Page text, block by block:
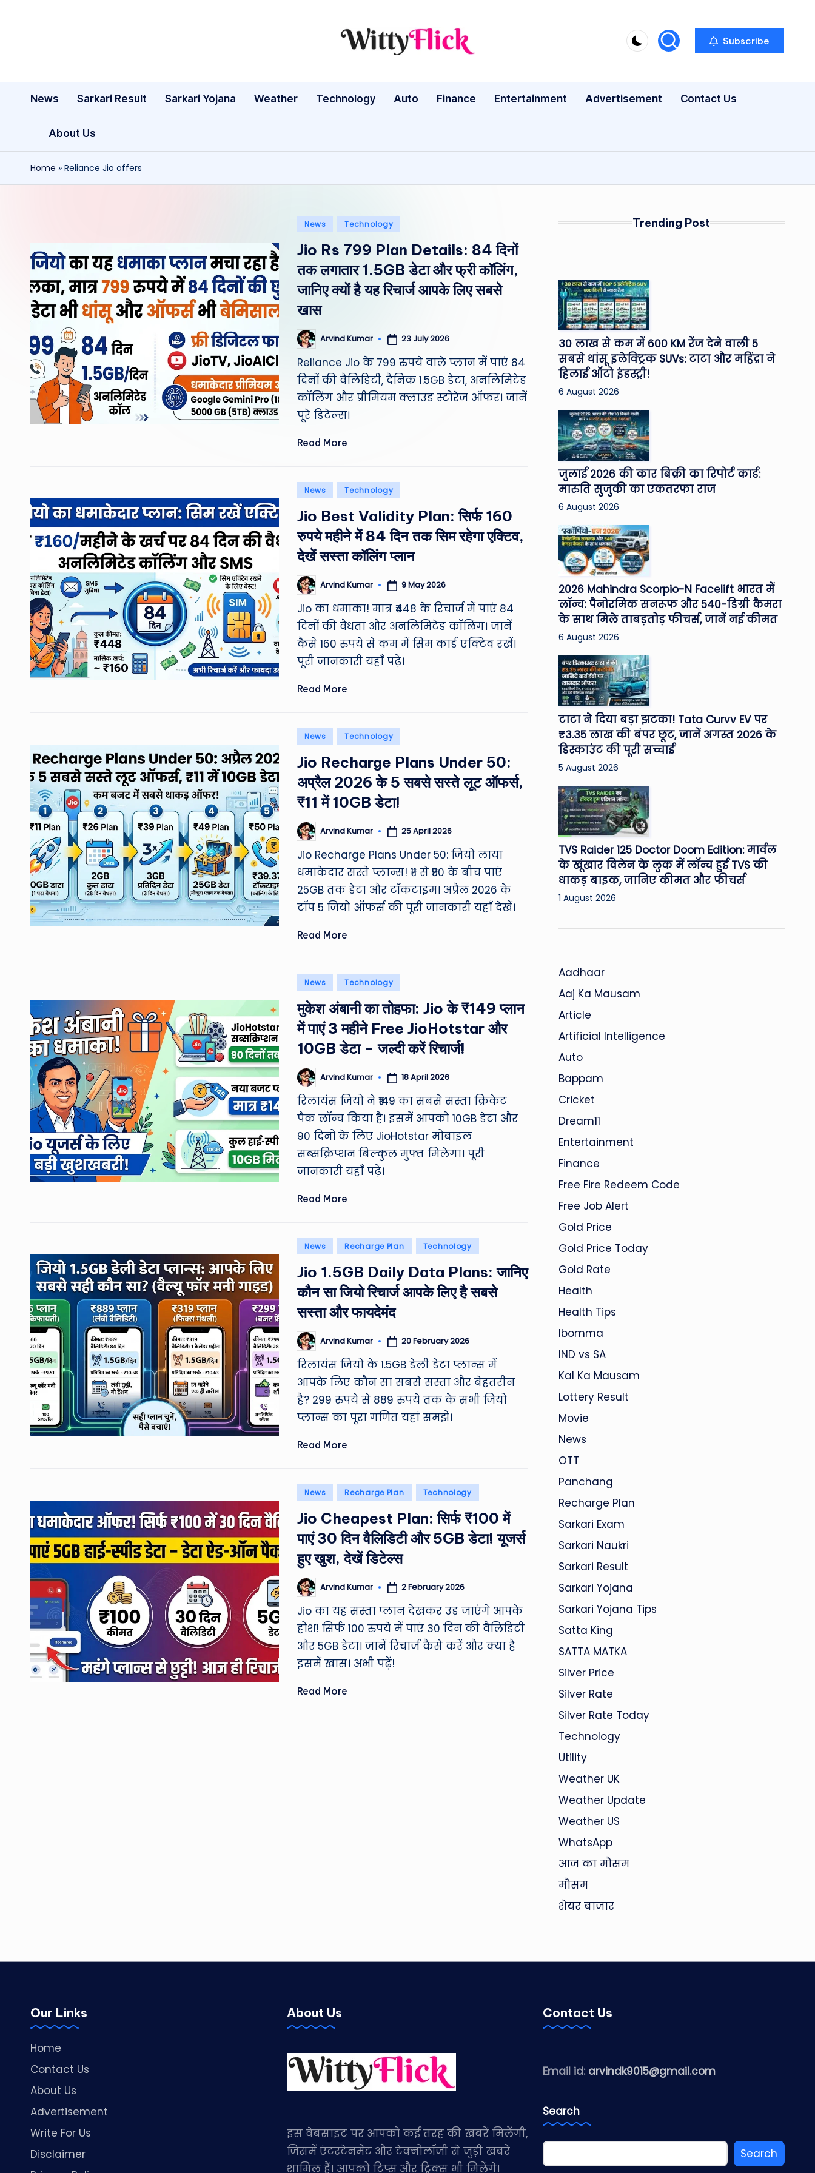
W
ty
ic
k:
te
st
e
a
th
c
h
&
M
o
vi
s
A
n
d
T
o
rl
d
WittyFlick:
Tech
Subscribe
News Sarkari Result Sarkari Yojana Weather Technology Auto Finance Entertainment Advertisement Contact Us
About Us
Home » Reliance Jio offers
Posted
News Technology
Jio Rs 799 Plan Details: 84 दिनों
तक लगातार 1.5GB डेटा और फ्री कॉलिंग,
जानिए क्यों है यह रिचार्ज आपके लिए सबसे
खास
Posted
by
Arvind Kumar 23 July 2026
Reliance Jio के 799 रुपये वाले प्लान में पाएं 84
दिनों की वैलिडिटी, दैनिक 1.5GB डेटा, अनलिमिटेड
कॉलिंग और प्रीमियम क्लाउड स्टोरेज ऑफर। जानें
पूरे डिटेल्स।
Read More
Posted
News Technology
Jio Best Validity Plan: सिर्फ 160
रुपये महीने में 84 दिन तक सिम रहेगा एक्टिव,
देखें सस्ता कॉलिंग प्लान
Posted
by
Arvind Kumar 9 May 2026
Jio का धमाका! मात्र ₹448 के रिचार्ज में पाएं 84
दिनों की वैधता और अनलिमिटेड कॉलिंग। जानें
कैसे 160 रुपये से कम में सिम कार्ड एक्टिव रखें।
पूरी जानकारी यहाँ पढ़ें।
Read More
Posted
News Technology
Jio Recharge Plans Under 50:
अप्रैल 2026 के 5 सबसे सस्ते लूट ऑफर्स,
₹11 में 10GB डेटा!
Posted
by
Arvind Kumar 25 April 2026
Jio Recharge Plans Under 50: जियो लाया
धमाकेदार सस्ते प्लान्स! ₹11 से ₹50 के बीच पाएं
25GB तक डेटा और टॉकटाइम। अप्रैल 2026 के
टॉप 5 जियो ऑफर्स की पूरी जानकारी यहाँ देखें।
Read More
Posted
News Technology
मुकेश अंबानी का तोहफा: Jio के ₹149 प्लान
में पाएं 3 महीने Free JioHotstar और
10GB डेटा – जल्दी करें रिचार्ज!
Posted
by
Arvind Kumar 18 April 2026
रिलायंस जियो ने ₹149 का सबसे सस्ता क्रिकेट
पैक लॉन्च किया है। इसमें आपको 10GB डेटा और
90 दिनों के लिए JioHotstar मोबाइल
सब्सक्रिप्शन बिल्कुल मुफ्त मिलेगा। पूरी
जानकारी यहाँ पढ़ें।
Read More
Posted
News Recharge Plan Technology
Jio 1.5GB Daily Data Plans: जानिए
कौन सा जियो रिचार्ज आपके लिए है सबसे
सस्ता और फायदेमंद
Posted
by
Arvind Kumar 20 February 2026
रिलायंस जियो के 1.5GB डेली डेटा प्लान्स में
आपके लिए कौन सा सबसे सस्ता और बेहतरीन
है? 299 रुपये से 889 रुपये तक के सभी जियो
प्लान्स का पूरा गणित यहां समझें।
Read More
Posted
News Recharge Plan Technology
Jio Cheapest Plan: सिर्फ ₹100 में
पाएं 30 दिन वैलिडिटी और 5GB डेटा! यूजर्स
हुए खुश, देखें डिटेल्स
Posted
by
Arvind Kumar 2 February 2026
Jio का यह सस्ता प्लान देखकर उड़ जाएंगे आपके
होश! सिर्फ 100 रुपये में पाएं 30 दिन की वैलिडिटी
और 5GB डेटा। जानें रिचार्ज कैसे करें और क्या है
इसमें खास। अभी पढ़ें!
Read More
Trending Post
30 लाख से कम में 600 KM रेंज देने वाली 5
सबसे धांसू इलेक्ट्रिक SUVs: टाटा और महिंद्रा ने
हिलाई ऑटो इंडस्ट्री!
6 August 2026
जुलाई 2026 की कार बिक्री का रिपोर्ट कार्ड:
मारुति सुजुकी का एकतरफा राज
6 August 2026
2026 Mahindra Scorpio-N Facelift भारत में
लॉन्च: पैनोरमिक सनरूफ और 540-डिग्री कैमरा
के साथ मिले ताबड़तोड़ फीचर्स, जानें नई कीमत
6 August 2026
टाटा ने दिया बड़ा झटका! Tata Curvv EV पर
₹3.35 लाख की बंपर छूट, जानें अगस्त 2026 के
डिस्काउंट की पूरी सच्चाई
5 August 2026
TVS Raider 125 Doctor Doom Edition: मार्वल
के खूंखार विलेन के लुक में लॉन्च हुई TVS की
धाकड़ बाइक, जानिए कीमत और फीचर्स
1 August 2026
Aadhaar
Aaj Ka Mausam
Article
Artificial Intelligence
Auto
Bappam
Cricket
Dream11
Entertainment
Finance
Free Fire Redeem Code
Free Job Alert
Gold Price
Gold Price Today
Gold Rate
Health
Health Tips
Ibomma
IND vs SA
Kal Ka Mausam
Lottery Result
Movie
News
OTT
Panchang
Recharge Plan
Sarkari Exam
Sarkari Naukri
Sarkari Result
Sarkari Yojana
Sarkari Yojana Tips
Satta King
SATTA MATKA
Silver Price
Silver Rate
Silver Rate Today
Technology
Utility
Weather UK
Weather Update
Weather US
WhatsApp
आज का मौसम
मौसम
शेयर बाजार
Our Links
Home
Contact Us
About Us
Advertisement
Write For Us
Disclaimer
About Us
इस वेबसाइट पर आपको कई तरह की खबरें मिलेंगी,
जिसमें एंटरटेनमेंट और टेक्नोलॉजी से जुड़ी खबरें
शामिल हैं। आपको टिप्स और ट्रिक्स भी मिलेंगे।
Contact Us
Email id: arvindk9015@gmail.com
Search
Search